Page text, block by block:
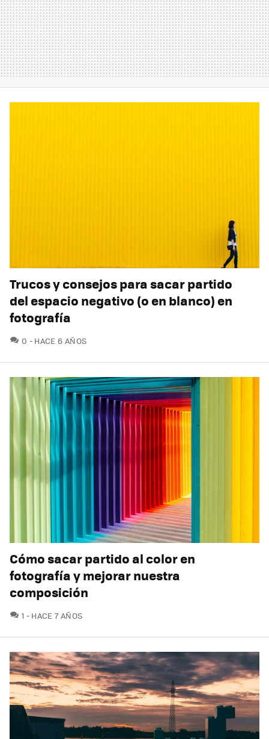
Trucos y consejos para sacar partido
del espacio negativo (o en blanco) en
fotografía
0 COMENTARIOS
HACE 6 AÑOS
Cómo sacar partido al color en
fotografía y mejorar nuestra
composición
1 COMENTARIOS
HACE 7 AÑOS